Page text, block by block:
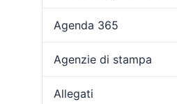
Agenda 365
Agenzie di stampa
Allegati